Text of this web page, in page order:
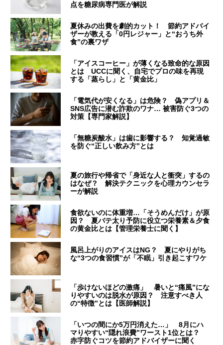
点を糖尿病専門医が解説
夏休みの出費を劇的カット！ 節約アドバイ
ザーが教える「0円レジャー」と“おうち外
食”の裏ワザ
「アイスコーヒー」が薄くなる致命的な原因
とは UCCに聞く、自宅でプロの味を再現
する「蒸らし」と「黄金比」
「電気代が安くなる」は危険？ 偽アプリ＆
SNS広告に潜む詐欺のワナ… 被害防ぐ3つの
対策【専門家解説】
「無糖炭酸水」は歯に影響する？ 知覚過敏
を防ぐ“正しい飲み方”とは
夏の旅行や帰省で「身近な人と衝突」するの
はなぜ？ 解決テクニックを心理カウンセラ
ーが解説
食欲ないのに体重増…「そうめんだけ」が原
因？ 夏バテ太り予防に役立つ栄養素＆夕食
の黄金比とは【管理栄養士に聞く】
風呂上がりのアイスはNG？ 夏にやりがち
な“3つの食習慣”が「不眠」引き起こすワケ
「歩けないほどの激痛」 暑いと“痛風”にな
りやすいのは脱水が原因？ 注意すべき人
の“特徴”とは【医師解説】
「いつの間にか5万円消えた…」 8月にハ
マりやすい“隠れ浪費”ワースト1位とは？
赤字防ぐコツを節約アドバイザーに聞く